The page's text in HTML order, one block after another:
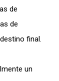
de
de
final.
un